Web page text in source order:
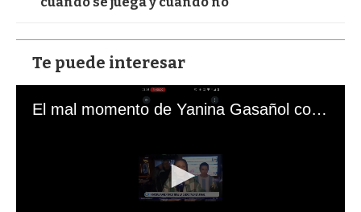
Te puede interesar
El mal momento de Yanina Gasañol con un hincha argentino en "Subrayado"